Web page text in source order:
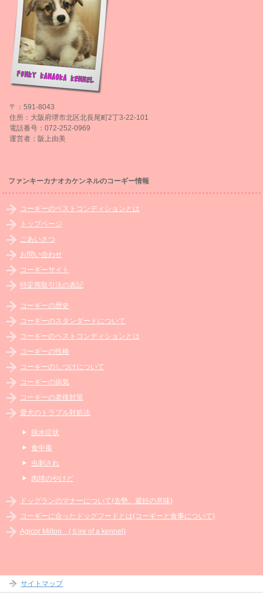
〒：591-8043
住所：大阪府堺市北区北長尾町2丁3-22-101
電話番号：072-252-0969
運営者：阪上由美
ファンキーカナオカケンネルのコーギー情報
コーギーのベストコンディションとは
トップページ
ごあいさつ
お問い合わせ
コーギーサイト
特定商取引法の表記
コーギーの歴史
コーギーのスタンダードについて
コーギーのベストコンディションとは
コーギーの性格
コーギーのしつけについて
コーギーの病気
コーギーの老後対策
愛犬のトラブル対処法
脱水症状
食中毒
虫刺され
肉球のやけど
ドッグランのマナーについて(去勢、避妊の意味)
コーギーに合ったドッグフードとは(コーギーと食事について)
Agicor Milton (Ｓire of a kennel)
サイトマップ